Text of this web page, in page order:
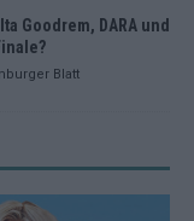
Goodrem, DARA und
Blatt